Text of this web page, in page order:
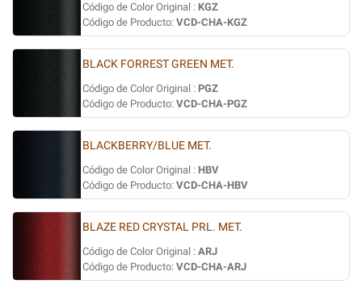
Código de Color Original : KGZ
Código de Producto: VCD-CHA-KGZ
BLACK FORREST GREEN MET.
Código de Color Original : PGZ
Código de Producto: VCD-CHA-PGZ
BLACKBERRY/BLUE MET.
Código de Color Original : HBV
Código de Producto: VCD-CHA-HBV
BLAZE RED CRYSTAL PRL. MET.
Código de Color Original : ARJ
Código de Producto: VCD-CHA-ARJ